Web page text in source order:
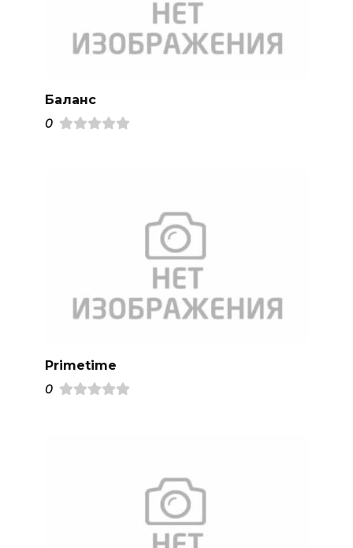
Баланс
0
Primetime
0